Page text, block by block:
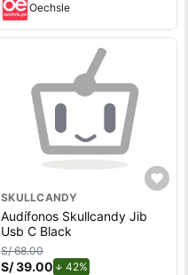
Oechsle
SKULLCANDY
Audífonos Skullcandy Jib
Usb C Black
S/ 68.00
S/ 39.00 42%de descuento.